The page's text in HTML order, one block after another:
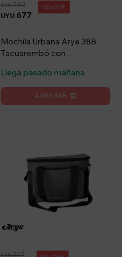
UYU 677
UYU792 15
Mochila Urbana Arye 388
Tacuarembó con
Llega pasado mañana
UYU717